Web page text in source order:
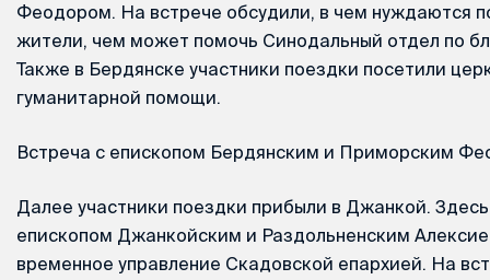
Феодором. На встрече обсудили, в чем нуждаются
жители, чем может помочь Синодальный отдел по
Также в Бердянске участники поездки посетили
гуманитарной помощи.
Встреча с епископом Бердянским и Приморским
Далее участники поездки прибыли в Джанкой.
епископом Джанкойским и Раздольненским
временное управление Скадовской епархией. На